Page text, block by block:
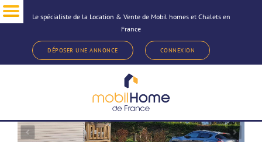
Le spécialiste de la Location & Vente de Mobil homes et Chalets en
France
DÉPOSER UNE ANNONCE CONNEXION
< Revenir à la sélection d'annonce